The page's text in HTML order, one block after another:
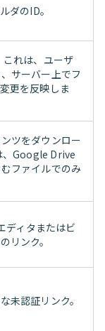
ダのID。
これは、ユーザ
サーバー上でフ
更を反映しま
ツをダウンロー
、Google Drive
ファイルでのみ
ディタまたはビ
リンク。
未認証リンク。